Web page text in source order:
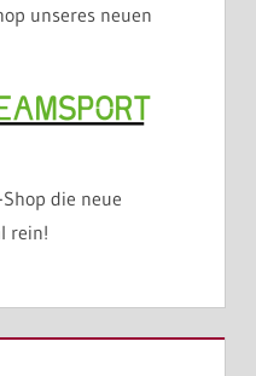
unseres neuen
die neue
rein!